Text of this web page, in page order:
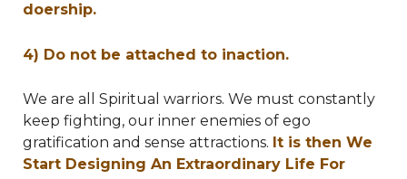
doership.
4) Do not be attached to inaction.
We are all Spiritual warriors. We must constantly
keep fighting, our inner enemies of ego
gratification and sense attractions. It is then We
Start Designing An Extraordinary Life For